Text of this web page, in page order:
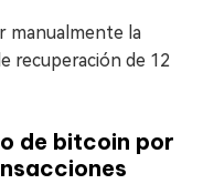
manualmente la
recuperación de 12
de bitcoin por